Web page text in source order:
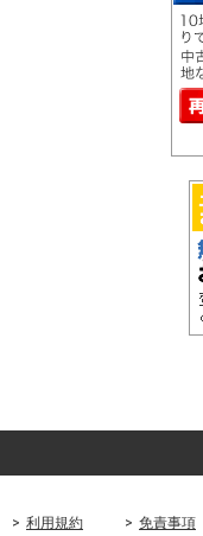
利用規約 免責事項